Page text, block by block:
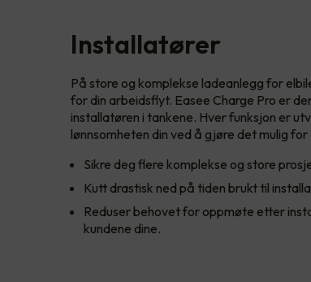
Installatører
På store og komplekse ladeanlegg for
for din arbeidsflyt. Easee Charge Pro er
installatøren i tankene. Hver funksjon er
lønnsomheten din ved å gjøre det mulig for
Sikre deg flere komplekse og store
Kutt drastisk ned på tiden brukt til
Reduser behovet for oppmøte etter
kundene dine.